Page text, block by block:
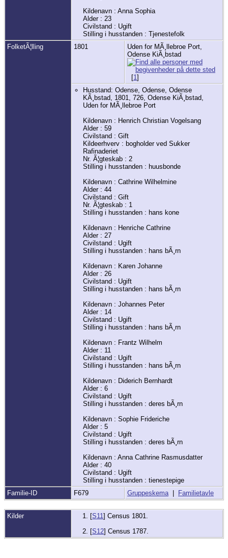
Kildenavn : Anna Sophia
Alder : 23
Civilstand : Ugift
Stilling i husstanden : Tjenestefolk
FolketÃ¦lling
1801
Uden for MÃ¸llebroe Port,
Odense KiÃ¸bstad
[1]
Husstand: Odense, Odense, Odense
KÃ¸bstad, 1801, 726, Odense KiÃ¸bstad,
Uden for MÃ¸llebroe Port
Kildenavn : Henrich Christian Vogelsang
Alder : 59
Civilstand : Gift
Kildeerhverv : bogholder ved Sukker
Rafinaderiet
Nr. Ã¦gteskab : 2
Stilling i husstanden : huusbonde
Kildenavn : Cathrine Wilhelmine
Alder : 44
Civilstand : Gift
Nr. Ã¦gteskab : 1
Stilling i husstanden : hans kone
Kildenavn : Henriche Cathrine
Alder : 27
Civilstand : Ugift
Stilling i husstanden : hans bÃ¸rn
Kildenavn : Karen Johanne
Alder : 26
Civilstand : Ugift
Stilling i husstanden : hans bÃ¸rn
Kildenavn : Johannes Peter
Alder : 14
Civilstand : Ugift
Stilling i husstanden : hans bÃ¸rn
Kildenavn : Frantz Wilhelm
Alder : 11
Civilstand : Ugift
Stilling i husstanden : hans bÃ¸rn
Kildenavn : Diderich Bernhardt
Alder : 6
Civilstand : Ugift
Stilling i husstanden : deres bÃ¸rn
Kildenavn : Sophie Frideriche
Alder : 5
Civilstand : Ugift
Stilling i husstanden : deres bÃ¸rn
Kildenavn : Anna Cathrine Rasmusdatter
Alder : 40
Civilstand : Ugift
Stilling i husstanden : tienestepige
Familie-ID
F679 Gruppeskema | Familietavle
Kilder [S11] Census 1801.
[S12] Census 1787.